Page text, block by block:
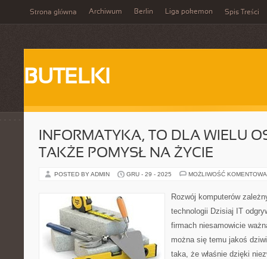
Strona główna Archiwum Berlin Liga pokemon Spis Treści
BUTELKI
INFORMATYKA, TO DLA WIELU
TAKŻE POMYSŁ NA ŻYCIE
POSTED BY ADMIN GRU - 29 - 2025 MOŻLIWOŚĆ
Rozwój komputerów
technologii Dzisiaj IT
firmach niesamowicie
można się temu jakoś
taka, że właśnie dzięki